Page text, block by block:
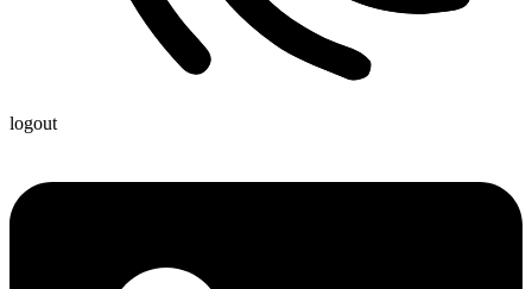
logout